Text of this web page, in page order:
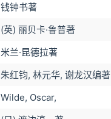
钱钟书著
(英) 丽贝卡·鲁普著
米兰·昆德拉著
朱红钧, 林元华, 谢龙汉编著
Wilde, Oscar,